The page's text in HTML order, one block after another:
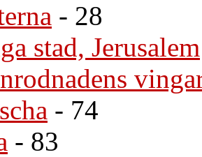
- 28
stad, Jerusalem
- 74
- 83